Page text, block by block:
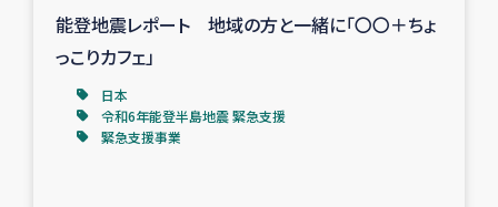
能登地震レポート 地域の方と一緒に「〇〇＋ちょ
っこりカフェ」
日本
令和6年能登半島地震 緊急支援
緊急支援事業